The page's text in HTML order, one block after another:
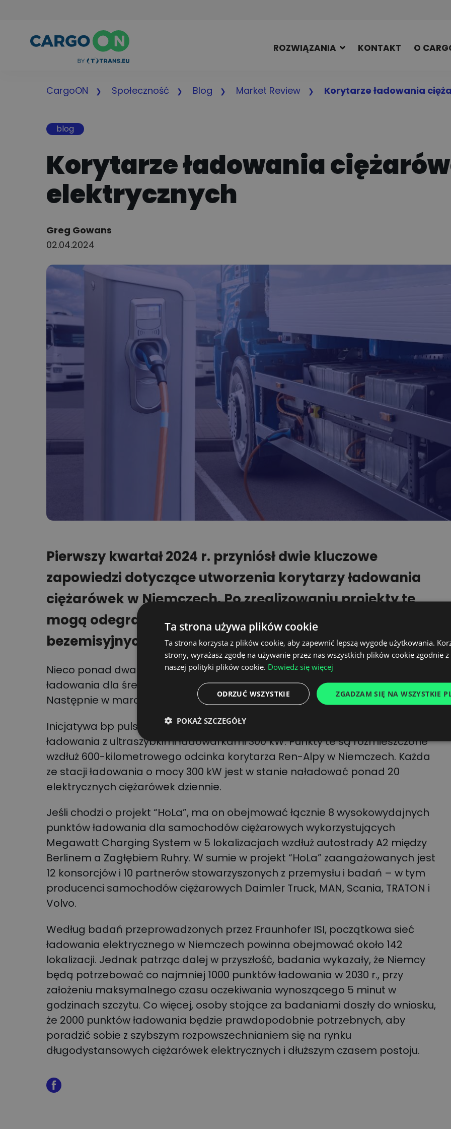
ROZWIĄZANIA KONTAKT O
CargoON Społeczność Blog Market Review Korytarze ładowania
blog
Korytarze ładowania
elektrycznych
Author:
Greg Gowans
02.04.2024
Pierwszy kwartał 2024 r. przyniósł dwie kluczowe
zapowiedzi dotyczące utworzenia korytarzy ładowania
ciężarówek w Niemczech. Po zrealizowaniu projekty te
mogą odegrać kluczową rolę w zwiększeniu liczby
bezemisyjnych przewozów w kraju.
Nieco ponad dwa miesiące temu bp pulse ogłosiło pierwszy korytarz
ładowania dla średnich i dużych ciężarówek elektrycznych w Europie.
Następnie w marcu ogłoszono projekt “HoLa”.
Inicjatywa bp pulse zaowocowała już uruchomieniem 6 publicznych punktów
ładowania z ultraszybkimi ładowarkami 300 kW. Punkty te są rozmieszczone
wzdłuż 600-kilometrowego odcinka korytarza Ren-Alpy w Niemczech. Każda
ze stacji ładowania o mocy 300 kW jest w stanie naładować ponad 20
elektrycznych ciężarówek dziennie.
Jeśli chodzi o projekt “HoLa”, ma on obejmować łącznie 8 wysokowydajnych
punktów ładowania dla samochodów ciężarowych wykorzystujących
Megawatt Charging System w 5 lokalizacjach wzdłuż autostrady A2 między
Berlinem a Zagłębiem Ruhry. W sumie w projekt “HoLa” zaangażowanych jest
12 konsorcjów i 10 partnerów stowarzyszonych z przemysłu i badań – w tym
producenci samochodów ciężarowych Daimler Truck, MAN, Scania, TRATON i
Volvo.
Według badań przeprowadzonych przez Fraunhofer ISI, początkowa sieć
ładowania elektrycznego w Niemczech powinna obejmować około 142
lokalizacji. Jednak patrząc dalej w przyszłość, badania wykazały, że Niemcy
będą potrzebować co najmniej 1000 punktów ładowania w 2030 r., przy
założeniu maksymalnego czasu oczekiwania wynoszącego 5 minut w
godzinach szczytu. Co więcej, osoby stojące za badaniami doszły do wniosku,
że 2000 punktów ładowania będzie prawdopodobnie potrzebnych, aby
poradzić sobie z szybszym rozpowszechnianiem się na rynku
długodystansowych ciężarówek elektrycznych i dłuższym czasem postoju.
Ta strona używa plików cookie
Ta strona korzysta z plików cookie, aby zapewnić lepszą wygodę użytkowania.
strony, wyrażasz zgodę na używanie przez nas wszystkich plików cookie zgodnie
naszej polityki plików cookie. Dowiedz się więcej
ZGADZAM SIĘ NA WSZYSTKIE
ODRZUĆ WSZYSTKIE
POKAŻ SZCZEGÓŁY